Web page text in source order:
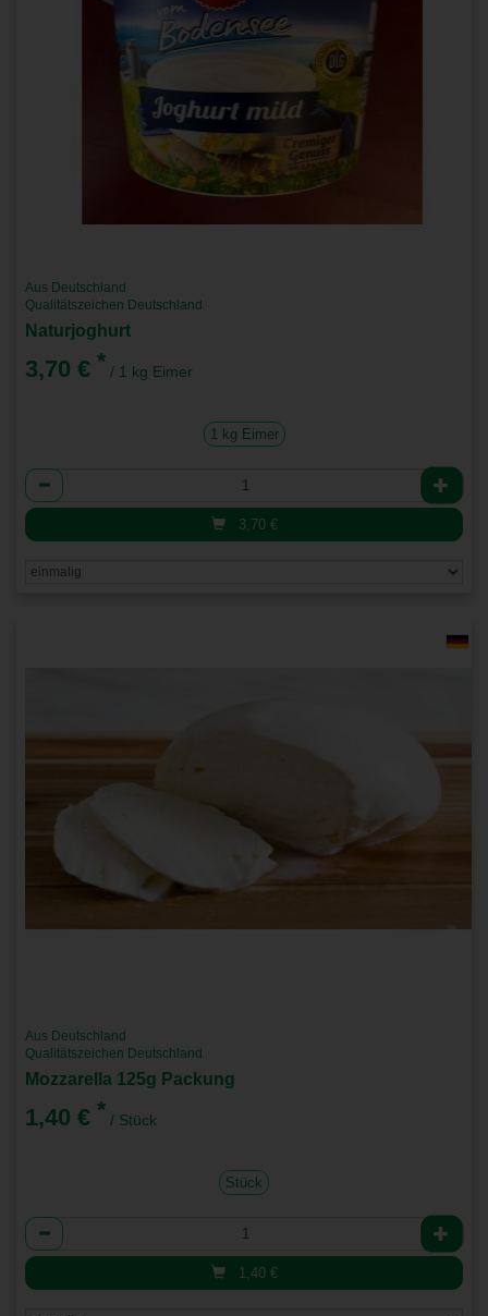
Aus Deutschland
Qualitätszeichen Deutschland
Naturjoghurt
3,70 € * / 1 kg Eimer
1 kg Eimer
Anzahl
3,70 €
Aus Deutschland
Qualitätszeichen Deutschland
Mozzarella 125g Packung
1,40 € * / Stück
Stück
Anzahl
1,40 €